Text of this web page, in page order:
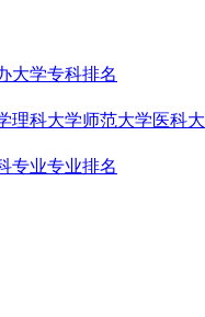
大学专科排名
理科大学师范大学医科
专业专业排名